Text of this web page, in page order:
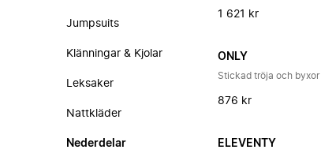
Jumpsuits
Klänningar & Kjolar
Leksaker
Nattkläder
Nederdelar
1 621 kr
ONLY
Stickad tröja och byxor
876 kr
ELEVENTY